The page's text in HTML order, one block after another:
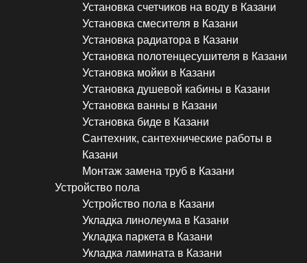
Установка счетчиков на воду в Казани
Установка смесителя в Казани
Установка радиатора в Казани
Установка полотенцесушителя в Казани
Установка мойки в Казани
Установка душевой кабины в Казани
Установка ванны в Казани
Установка биде в Казани
Сантехник, сантехнические работы в
Казани
Монтаж замена труб в Казани
Устройство пола
Устройство пола в Казани
Укладка линолеума в Казани
Укладка паркета в Казани
Укладка ламината в Казани